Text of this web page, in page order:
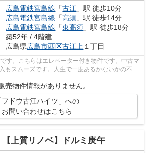
広島電鉄宮島線 「古江 」駅 徒歩10分
広島電鉄宮島線 「高須 」駅 徒歩14分
広島電鉄宮島線 「東高須 」駅 徒歩18分
築52年 / 4階建
広島県広島市西区古江上１丁目
す。こちらはエレベーター付き物件です。中古マ
もスムーズです。人生で一度あるかないかの不動
売物件情報がありません。
フドウ古江ハイツ」への
お問い合わせはこちら
【上質リノベ】ドルミ庚午